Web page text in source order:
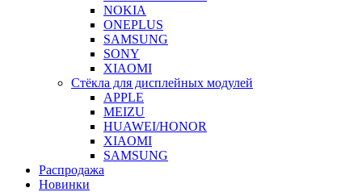
NOKIA
ONEPLUS
SAMSUNG
SONY
XIAOMI
Стёкла для дисплейных модулей
APPLE
MEIZU
HUAWEI/HONOR
XIAOMI
SAMSUNG
Распродажа
Новинки